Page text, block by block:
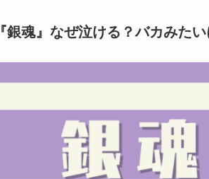
『銀魂』なぜ泣ける？バカみた